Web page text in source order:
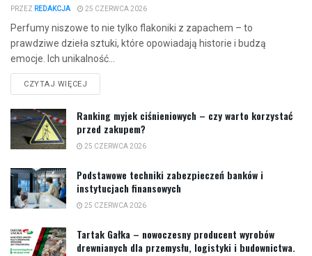
PRZEZ REDAKCJA 25 CZERWCA 2026
Perfumy niszowe to nie tylko flakoniki z zapachem – to
prawdziwe dzieła sztuki, które opowiadają historie i budzą
emocje. Ich unikalność...
CZYTAJ WIĘCEJ
Ranking myjek ciśnieniowych – czy warto korzystać
przed zakupem?
25 CZERWCA 2026
Podstawowe techniki zabezpieczeń banków i
instytucjach finansowych
25 CZERWCA 2026
Tartak Gałka – nowoczesny producent wyrobów
drewnianych dla przemysłu, logistyki i budownictwa.